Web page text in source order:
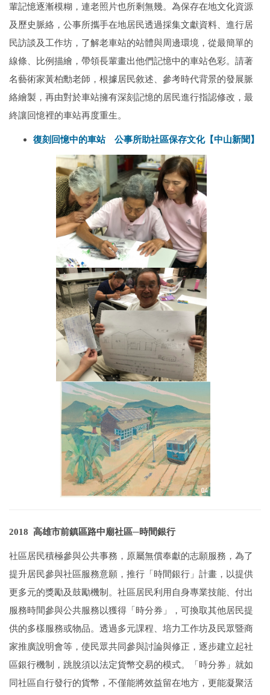
輩記憶逐漸模糊，連老照片也所剩無幾。 為保存在地文化資源
及歷史脈絡，公事所攜手在地居民透過採集文獻資料、進行居
民訪談及工作坊，了解老車站的站體與周邊環境，從最簡單的
線條、比例描繪，帶領長輩畫出他們記憶中的車站色彩。請著
名藝術家黃柏勳老師，根據居民敘述、參考時代背景的發展脈
絡繪製，再由對於車站擁有深刻記憶的居民進行指認修改，最
終讓回憶裡的車站再度重生。
復刻回憶中的車站 公事所助社區保存文化【中山新聞】
2018 高雄市前鎮區路中廟社區─時間銀行
社區居民積極參與公共事務，原屬無償奉獻的志願服務，為了
提升居民參與社區服務意願，推行「時間銀行」計畫，以提供
更多元的獎勵及鼓勵機制。社區居民利用自身專業技能、付出
服務時間參與公共服務以獲得「時分券」，可換取其他居民提
供的多樣服務或物品。 透過多元課程、培力工作坊及民眾暨商
家推廣說明會等，使民眾共同參與討論與修正，逐步建立起社
區銀行機制，跳脫須以法定貨幣交易的模式。「時分券」就如
同社區自行發行的貨幣，不僅能將效益留在地方，更能凝聚活